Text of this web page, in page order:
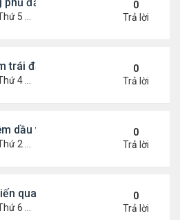
Tháng 6 12, 2025 5:28 pm
0
Trả lời
trái đắng' khi rạn nứt với ông
Tháng 6 11, 2025 5:53 pm
0
Trả lời
dầu vào lửa' biểu tình ở Los
Tháng 6 09, 2025 5:54 pm
0
Trả lời
quan hệ Trump - Musk tan vỡ
Tháng 6 06, 2025 4:57 pm
0
Trả lời